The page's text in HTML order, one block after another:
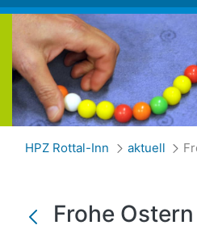
Frohe Ostern
HPZ Rottal-Inn aktuell
Frohe Ostern